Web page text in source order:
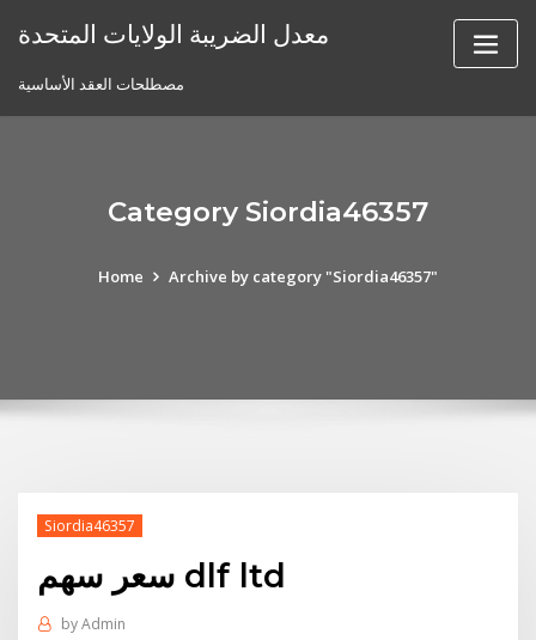
معدل الضريبة الولايات المتحدة
مصطلحات العقد الأساسية
Category Siordia46357
Home Archive by category "Siordia46357"
Siordia46357
سعر سهم dlf ltd
byAdmin